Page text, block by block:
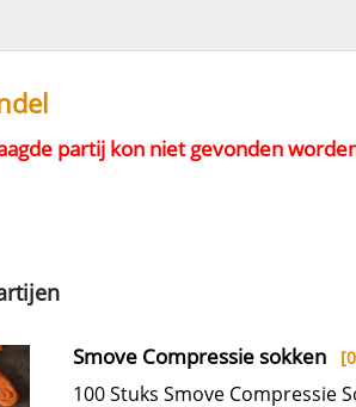
partij kon niet gevonden
Smove Compressie sokken
100 Stuks Smove Compressie